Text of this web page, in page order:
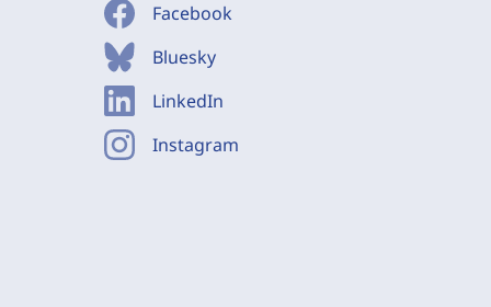
Facebook
Bluesky
LinkedIn
Instagram